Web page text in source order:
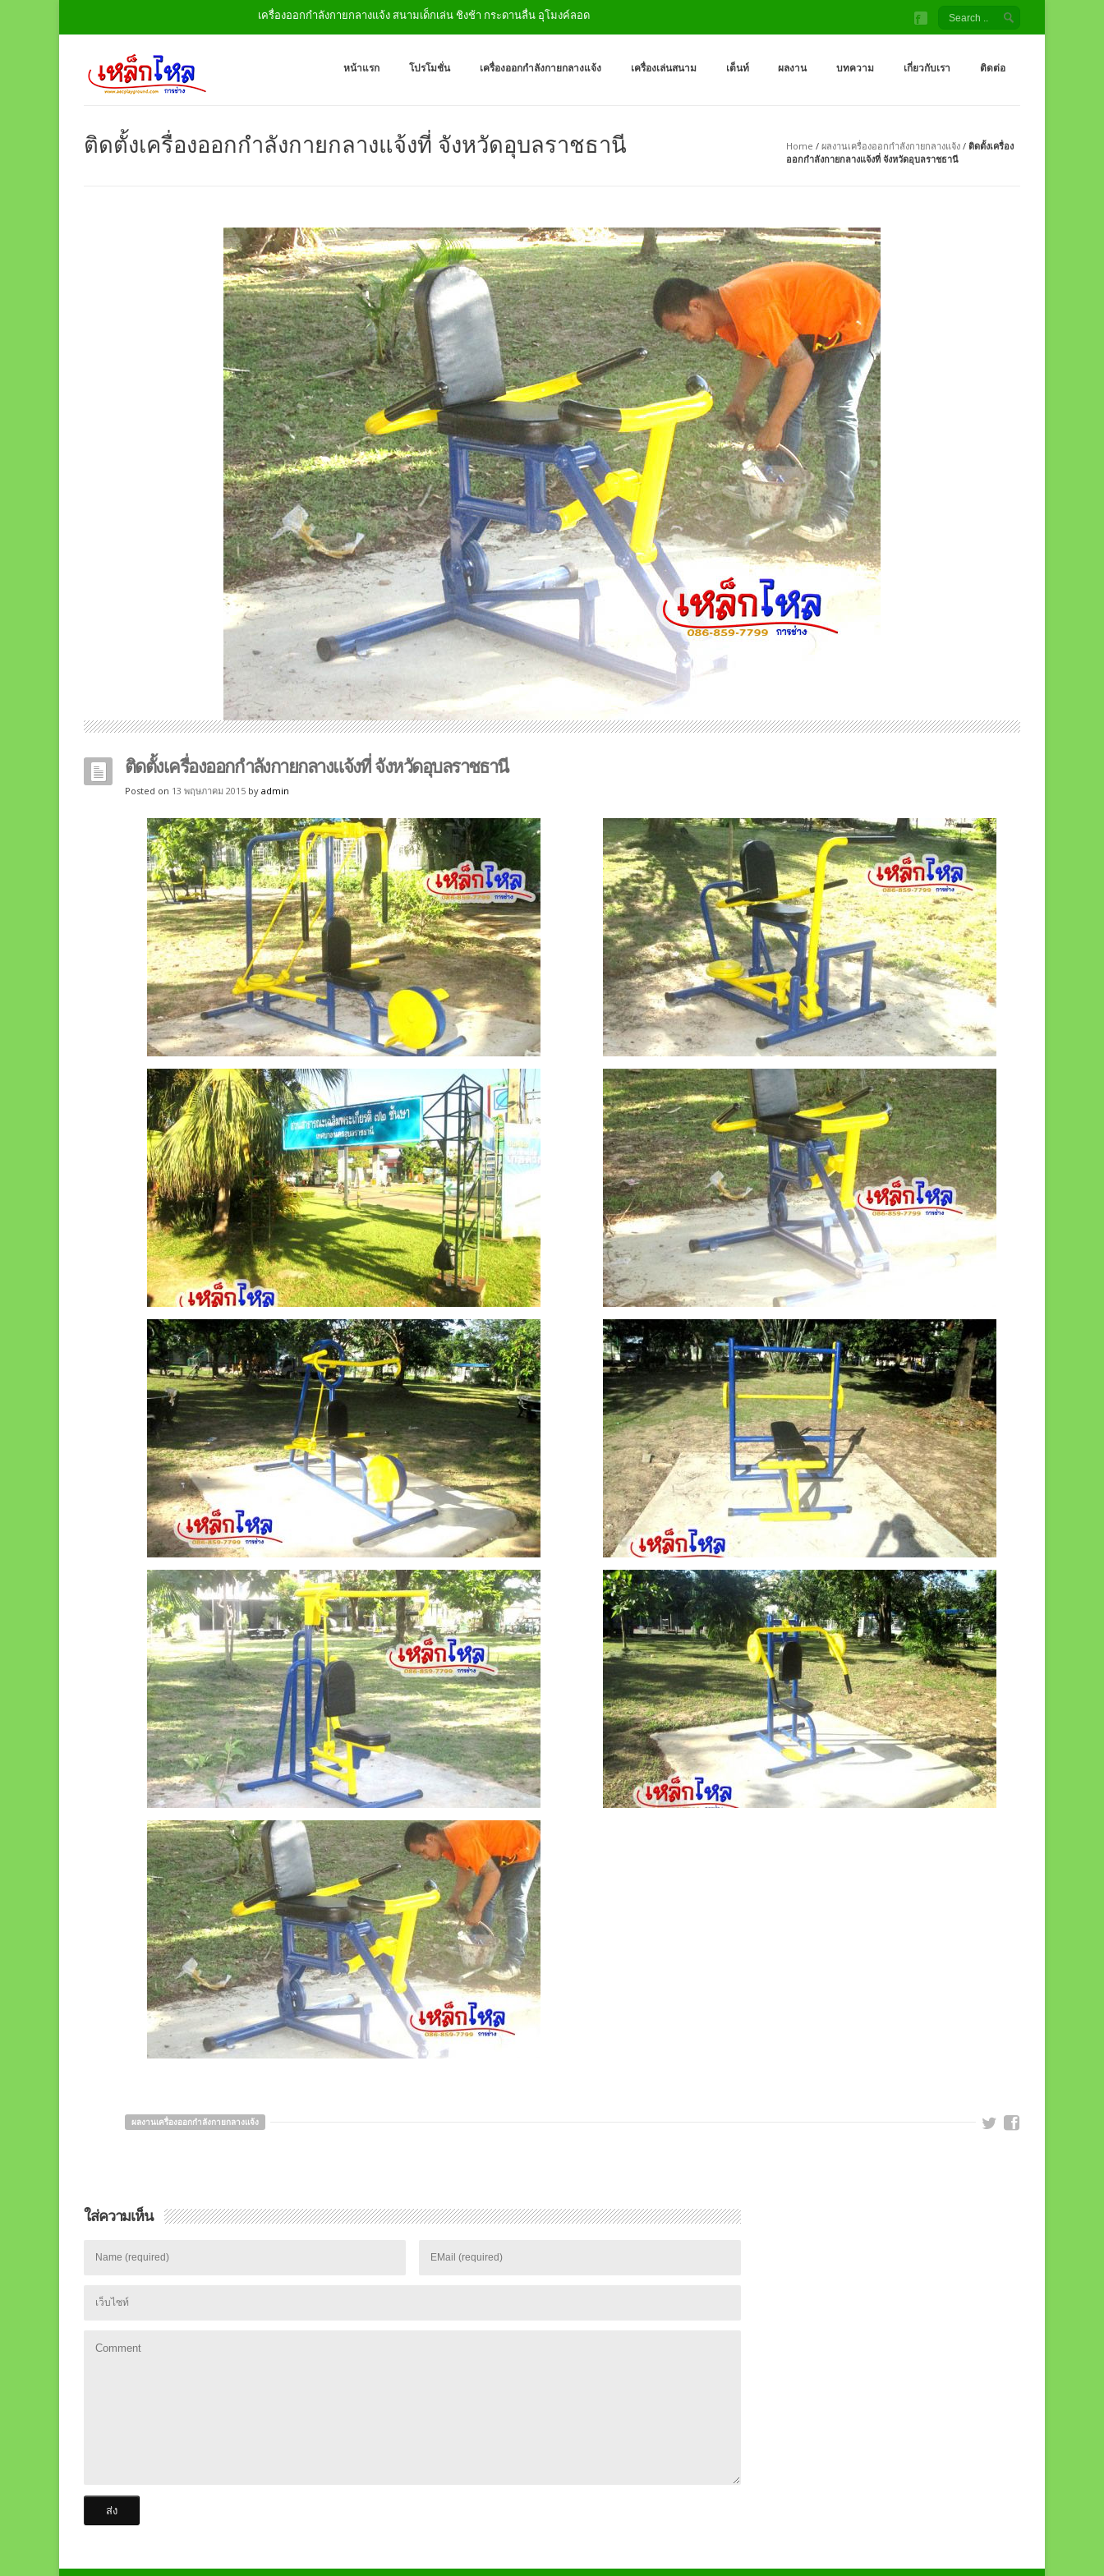
เครื่องออกกำลังกายกลางแจ้ง สนามเด็กเล่น ชิงช้า กระดานลื่น อุโมงค์ลอด
เครื่องออกกำลังกายกลางแจ้ง สนามเด็กเล่น โรงงานผู้ผลิต เครื่องออกกำลังกายกลางแจ้ง
ผู้ผลิตเครื่องออกกำลังกายกลางเเจ้ง ราคาถูกจากโรงงาน สนามเด็กเล่น กระดานลื่น สไลเดอร์ ชิงช้า อุโมงค์ จำหน่
หน้าแรก โปรโมชั่น เครื่องออกกำลังกายกลางแจ้ง เครื่องเล่นสนาม เต็นท์ ผลงาน บทความ เกี่ยวกับเรา ติดต่อ
ติดตั้งเครื่องออกกำลังกายกลางแจ้งที่ จังหวัดอุบลราชธานี Home / ผลงานเครื่องออกกำลังกายกลางแจ้ง / ติดตั้งเครื่อง
ออกกำลังกายกลางแจ้งที่ จังหวัดอุบลราชธานี
ติดตั้งเครื่องออกกำลังกายกลางแจ้งที่ จังหวัดอุบลราชธานี
Posted on 13 พฤษภาคม 2015 by admin
ผลงานเครื่องออกกำลังกายกลางแจ้ง
ใส่ความเห็น